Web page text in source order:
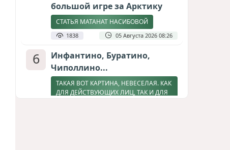
большой игре за Арктику
СТАТЬЯ МАТАНАТ НАСИБОВОЙ
1838 05 Августа 2026 08:26
6
Инфантино, Буратино,
Чиполлино...
ТАКАЯ ВОТ КАРТИНА, НЕВЕСЕЛАЯ. КАК
ДЛЯ ДЕЙСТВУЮЩИХ ЛИЦ, ТАК И ДЛЯ